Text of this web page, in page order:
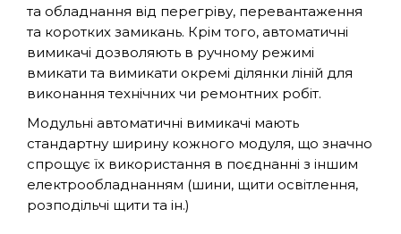
та обладнання від перегріву, перевантаження
та коротких замикань. Крім того, автоматичні
вимикачі дозволяють в ручному режимі
вмикати та вимикати окремі ділянки ліній для
виконання технічних чи ремонтних робіт.
Модульні автоматичні вимикачі мають
стандартну ширину кожного модуля, що значно
спрощує їх використання в поєднанні з іншим
електрообладнанням (шини, щити освітлення,
розподільчі щити та ін.)